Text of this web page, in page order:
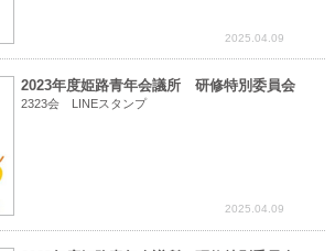
2025.04.09
2023年度姫路青年会議所 研修特別委員会
2323会 LINEスタンプ
2025.04.09